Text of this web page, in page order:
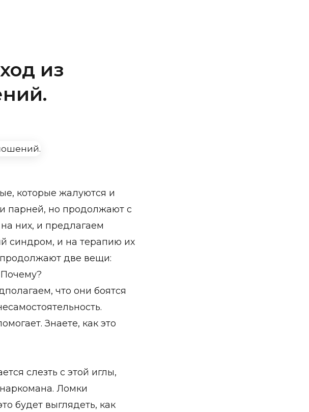
из
которые жалуются и
парней, но продолжают с
них, и предлагаем
синдром, и на терапию их
продолжают две вещи:
что они боятся
Знаете, как это
слезть с этой иглы,
Ломки
будет выглядеть, как